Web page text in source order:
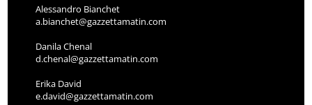
Alessandro Bianchet
a.bianchet@gazzettamatin.com
Danila Chenal
d.chenal@gazzettamatin.com
Erika David
e.david@gazzettamatin.com